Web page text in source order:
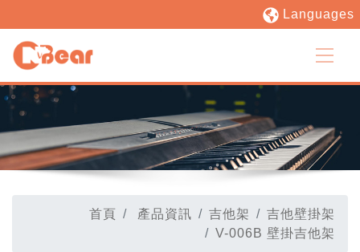
Languages
首頁 產品資訊 吉他架
吉他壁掛架
V-006B 壁掛吉他架